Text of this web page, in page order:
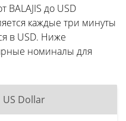
BALAJIS до USD
каждые три минуты
в USD. Ниже
номиналы для
US Dollar